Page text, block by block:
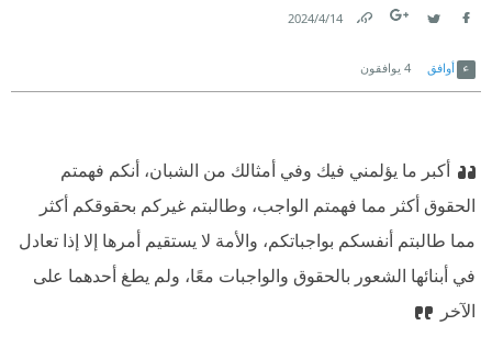
14‏/4‏/2024
أوافق 4 يوافقون
أكبر ما يؤلمني فيك وفي أمثالك من الشبان، أنكم فهمتم
الحقوق أكثر مما فهمتم الواجب، وطالبتم غيركم بحقوقكم أكثر
مما طالبتم أنفسكم بواجباتكم، والأمة لا يستقيم أمرها إلا إذا تعادل
في أبنائها الشعور بالحقوق والواجبات معًا، ولم يطغ أحدهما على
الآخر